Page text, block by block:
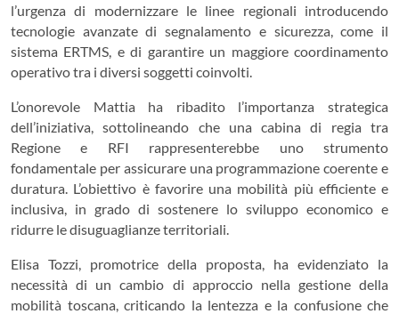
l’urgenza di modernizzare le linee regionali introducendo
tecnologie avanzate di segnalamento e sicurezza, come il
sistema ERTMS, e di garantire un maggiore coordinamento
operativo tra i diversi soggetti coinvolti.
L’onorevole Mattia ha ribadito l’importanza strategica
dell’iniziativa, sottolineando che una cabina di regia tra
Regione e RFI rappresenterebbe uno strumento
fondamentale per assicurare una programmazione coerente e
duratura. L’obiettivo è favorire una mobilità più efficiente e
inclusiva, in grado di sostenere lo sviluppo economico e
ridurre le disuguaglianze territoriali.
Elisa Tozzi, promotrice della proposta, ha evidenziato la
necessità di un cambio di approccio nella gestione della
mobilità toscana, criticando la lentezza e la confusione che